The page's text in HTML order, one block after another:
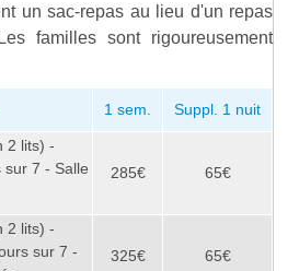
un sac-repas au lieu d'un repas
familles sont rigoureusement
1 sem. Suppl. 1 nuit
2 lits) -
sur 7 - Salle
285€ 65€
2 lits) -
sur 7 -
325€ 65€